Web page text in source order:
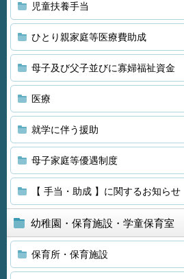
児童扶養手当
ひとり親家庭等医療費助成
母子及び父子並びに寡婦福祉資金
医療
就学に伴う援助
母子家庭等優遇制度
【 手当・助成 】に関するお知らせ
幼稚園・保育施設・学童保育室
保育所・保育施設